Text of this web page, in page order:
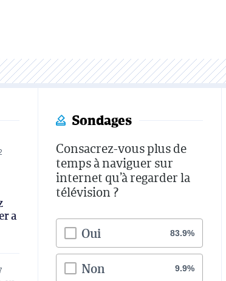
a
Sondages
Consacrez-vous plus de
temps à naviguer sur
internet qu’à regarder la
télévision ?
Oui 83.9%
Non 9.9%